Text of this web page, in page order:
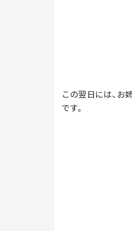
この翌日には、お
です。